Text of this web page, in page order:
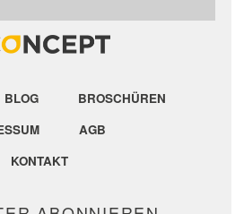
BLOG
BROSCHÜREN
AGB
KONTAKT